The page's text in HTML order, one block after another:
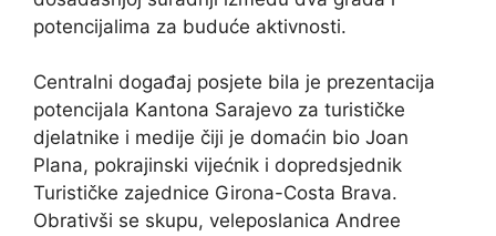
potencijalima za buduće aktivnosti.
Centralni događaj posjete bila je prezentacija
potencijala Kantona Sarajevo za turističke
djelatnike i medije čiji je domaćin bio Joan
Plana, pokrajinski vijećnik i dopredsjednik
Turističke zajednice Girona-Costa Brava.
Obrativši se skupu, veleposlanica Andree